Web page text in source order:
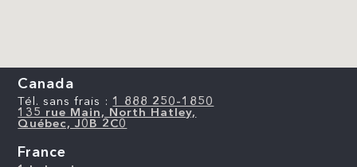
Canada
Tél. sans frais : 1 888 250-1850
135 rue Main, North Hatley,
Québec, J0B 2C0
France